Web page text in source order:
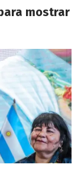
mostrar